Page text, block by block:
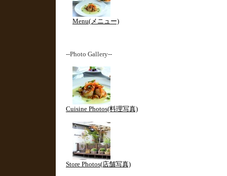
Menu(メニュー)
--Photo Gallery--
Cuisine Photos(料理写真)
Store Photos(店舗写真)